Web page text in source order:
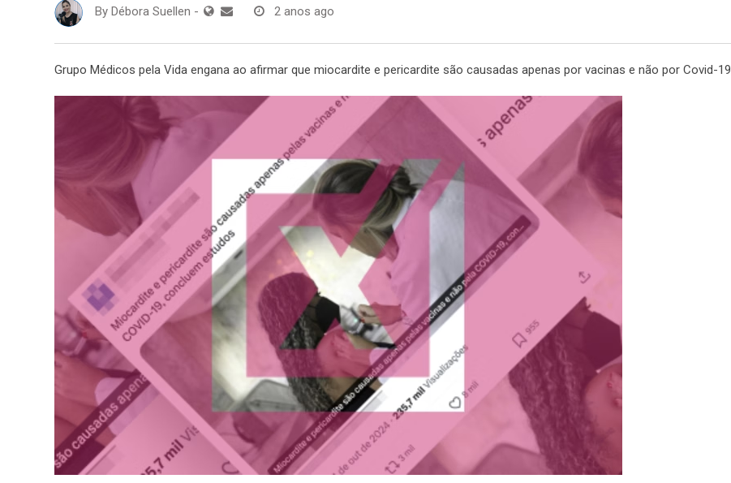
By Débora Suellen - 2 anos ago
Grupo Médicos pela Vida engana ao afirmar que miocardite e pericardite são causadas apenas por vacinas e não por Covid-19